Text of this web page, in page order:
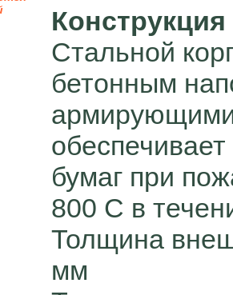
Конструкция
Стальной
бетонным
бумаг при
800 С в
Толщина
мм